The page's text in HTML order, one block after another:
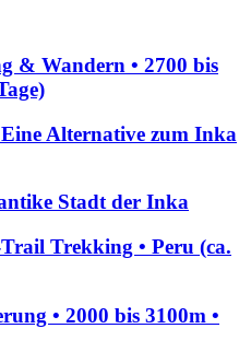
& Wandern • 2700 bis
Alternative zum Inka
Stadt der Inka
Trekking • Peru (ca.
• 2000 bis 3100m •